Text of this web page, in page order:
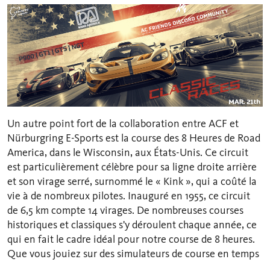
Un autre point fort de la collaboration entre ACF et
Nürburgring E-Sports est la course des 8 Heures de Road
America, dans le Wisconsin, aux États-Unis. Ce circuit
est particulièrement célèbre pour sa ligne droite arrière
et son virage serré, surnommé le « Kink », qui a coûté la
vie à de nombreux pilotes. Inauguré en 1955, ce circuit
de 6,5 km compte 14 virages. De nombreuses courses
historiques et classiques s'y déroulent chaque année, ce
qui en fait le cadre idéal pour notre course de 8 heures.
Que vous jouiez sur des simulateurs de course en temps